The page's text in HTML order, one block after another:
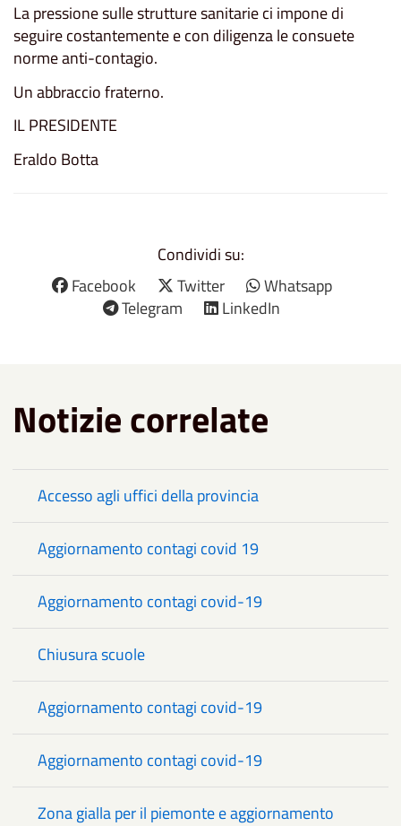
La pressione sulle strutture sanitarie ci impone di
seguire costantemente e con diligenza le consuete
norme anti-contagio.
Un abbraccio fraterno.
IL PRESIDENTE
Eraldo Botta
Condividi su:
Facebook
Twitter
Whatsapp
Telegram
LinkedIn
Notizie correlate
Accesso agli uffici della provincia
Aggiornamento contagi covid 19
Aggiornamento contagi covid-19
Chiusura scuole
Aggiornamento contagi covid-19
Aggiornamento contagi covid-19
Zona gialla per il piemonte e aggiornamento